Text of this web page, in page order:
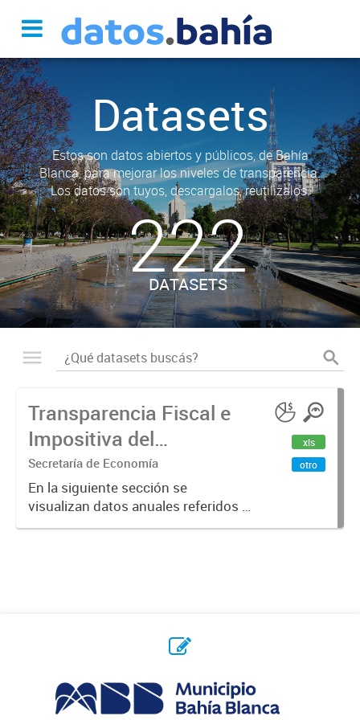
Datasets
Estos son datos abiertos y públicos, de Bahía
Blanca, para mejorar los niveles de transparencia.
Los datos son tuyos, descargalos, reutilizalos.
222
DATASETS
Transparencia Fiscal e
Impositiva del
Municipio. Año 2023
Secretaría de Economía
En la siguiente sección se
visualizan datos anuales referidos a
la transparencia fiscal e impositiva
xls
otro